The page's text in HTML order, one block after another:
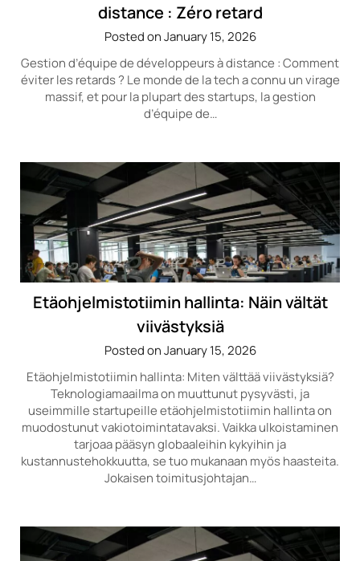
distance : Zéro retard
Posted on January 15, 2026
Gestion d’équipe de développeurs à distance : Comment
éviter les retards ? Le monde de la tech a connu un virage
massif, et pour la plupart des startups, la gestion
d’équipe de…
Etäohjelmistotiimin hallinta: Näin vältät
viivästyksiä
Posted on January 15, 2026
Etäohjelmistotiimin hallinta: Miten välttää viivästyksiä?
Teknologiamaailma on muuttunut pysyvästi, ja
useimmille startupeille etäohjelmistotiimin hallinta on
muodostunut vakiotoimintatavaksi. Vaikka ulkoistaminen
tarjoaa pääsyn globaaleihin kykyihin ja
kustannustehokkuutta, se tuo mukanaan myös haasteita.
Jokaisen toimitusjohtajan…